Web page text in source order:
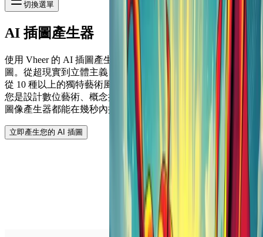
切換選單
AI 插圖產生器
使用 Vheer 的 AI 插圖產生器，將您的文字轉換成美麗的插
圖。從超現實到立體主義、波普藝術、賽博朋克等等，您可以
從 10 種以上的獨特藝術風格中選擇適合您專案的風格。無論
您是設計數位藝術、概念插圖或創意海報，我們免費的文字轉
圖像產生器都能在幾秒內提供高品質的作品。
立即產生您的 AI 插圖